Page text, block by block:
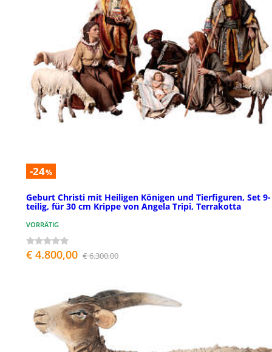
-24%
Geburt Christi mit Heiligen Königen und Tierfiguren, Set 9-
teilig, für 30 cm Krippe von Angela Tripi, Terrakotta
VORRÄTIG
€ 4.800,00 € 6.300,00